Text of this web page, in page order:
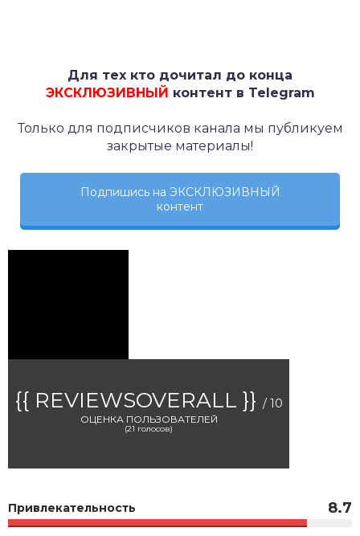
Для тех кто дочитал до конца
ЭКСКЛЮЗИВНЫЙ контент в Telegram
Только для подписчиков канала мы публикуем
закрытые материалы!
Подпишись на ЭКСКЛЮЗИВНЫЙ
контент
{{ REVIEWSOVERALL }} / 10
ОЦЕНКА ПОЛЬЗОВАТЕЛЕЙ
(21 голосов)
Привлекательность 8.7